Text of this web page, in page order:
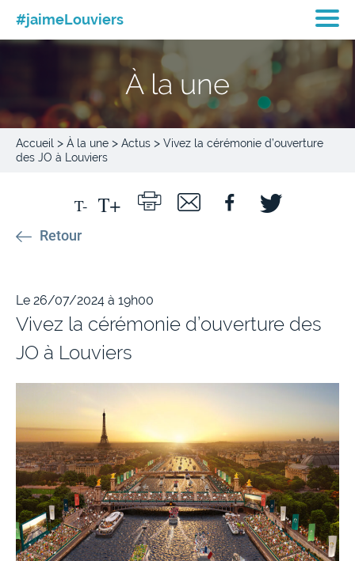
#jaimeLouviers
À la une
Accueil > À la une > Actus > Vivez la cérémonie d’ouverture
des JO à Louviers
Retour
Le 26/07/2024 à 19h00
Vivez la cérémonie d’ouverture des
JO à Louviers